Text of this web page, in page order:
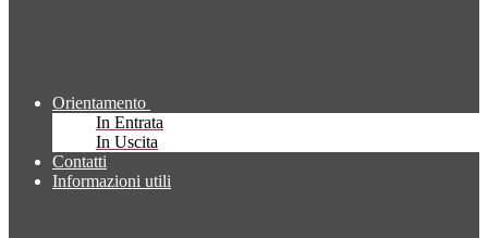
Orientamento
In Entrata
In Uscita
Contatti
Informazioni utili